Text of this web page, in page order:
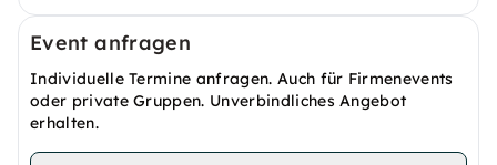
Event anfragen
Individuelle Termine anfragen. Auch für Firmenevents
oder private Gruppen. Unverbindliches Angebot
erhalten.